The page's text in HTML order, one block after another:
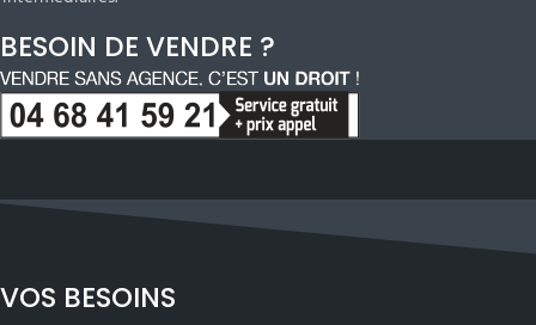
BESOIN DE VENDRE ?
VOS BESOINS